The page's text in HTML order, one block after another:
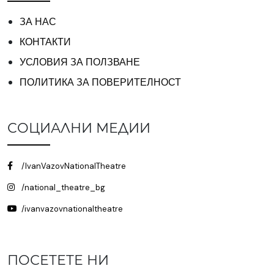
ЗА НАС
КОНТАКТИ
УСЛОВИЯ ЗА ПОЛЗВАНЕ
ПОЛИТИКА ЗА ПОВЕРИТЕЛНОСТ
СОЦИАЛНИ МЕДИИ
/IvanVazovNationalTheatre
/national_theatre_bg
/ivanvazovnationaltheatre
ПОСЕТЕТЕ НИ